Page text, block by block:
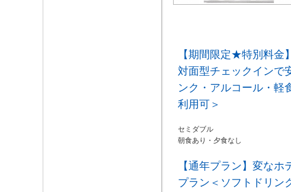
【期間限定★特別料
対面型チェックインで
ンク・アルコール・軽
利用可＞
セミダブル
朝食あり・夕食なし
【通年プラン】変な
プラン＜ソフトドリン